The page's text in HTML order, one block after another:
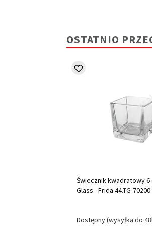
OSTATNIO
Świecznik kwadratowy 6
Glass - Frida 44.TG-70200
Dostępny (wysyłka do